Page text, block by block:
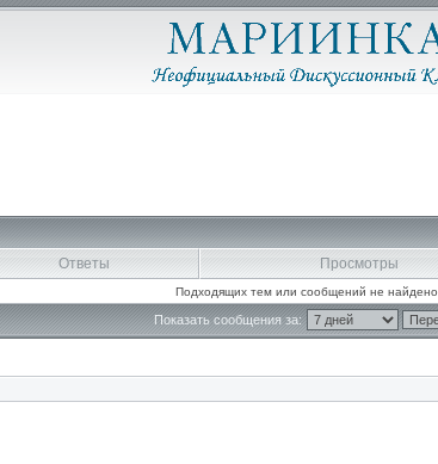
Ответы Просмотры
Подходящих тем или сообщений не найдено.
Показать сообщения за: